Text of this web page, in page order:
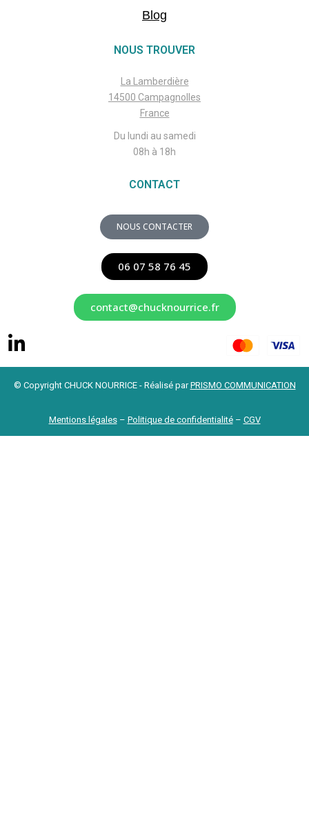
Blog
NOUS TROUVER
La Lamberdière
14500 Campagnolles
France
Du lundi au samedi
08h à 18h
CONTACT
NOUS CONTACTER
06 07 58 76 45
contact@chucknourrice.fr
© Copyright CHUCK NOURRICE - Réalisé parPRISMO COMMUNICATION
Mentions légales – Politique de confidentialité – CGV